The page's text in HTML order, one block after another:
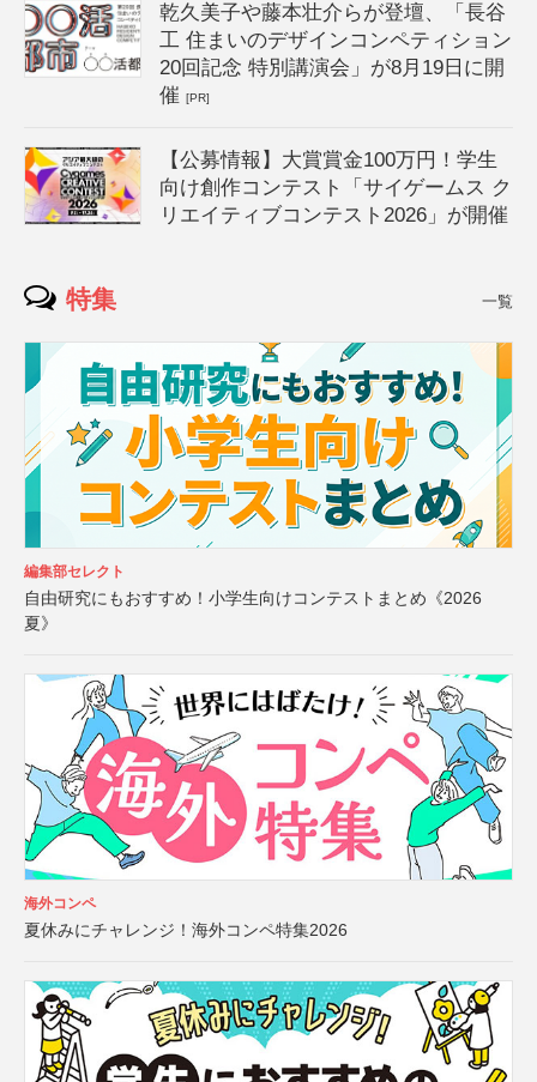
乾久美子や藤本壮介らが登壇、「長谷
工 住まいのデザインコンペティション
20回記念 特別講演会」が8月19日に開
催[PR]
【公募情報】大賞賞金100万円！学生
向け創作コンテスト「サイゲームス ク
リエイティブコンテスト2026」が開催
特集 一覧
編集部セレクト
自由研究にもおすすめ！小学生向けコンテストまとめ《2026
夏》
海外コンペ
夏休みにチャレンジ！海外コンペ特集2026